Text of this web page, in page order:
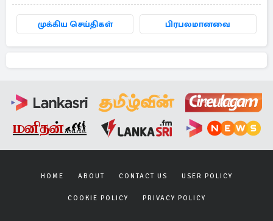
முக்கிய செய்திகள் பிரபலமானவை
HOME ABOUT CONTACT US USER POLICY
COOKIE POLICY PRIVACY POLICY